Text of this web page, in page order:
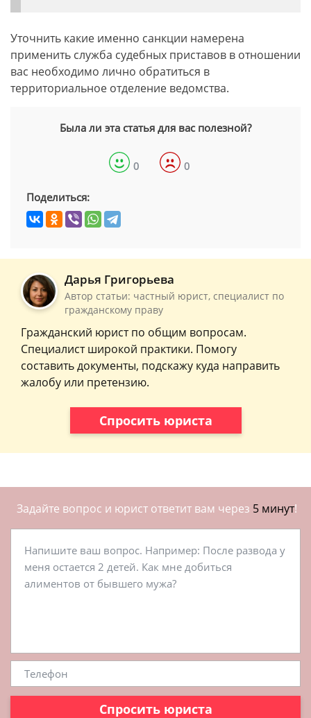
Уточнить какие именно санкции намерена
применить служба судебных приставов в отношении
вас необходимо лично обратиться в
территориальное отделение ведомства.
Была ли эта статья для вас полезной?
0 0
Поделиться:
Дарья Григорьева
Автор статьи: частный юрист, специалист по
гражданскому праву
Гражданский юрист по общим вопросам.
Специалист широкой практики. Помогу
составить документы, подскажу куда направить
жалобу или претензию.
Спросить юриста
Задайте вопрос и юрист ответит вам через 5 минут!
Спросить юриста